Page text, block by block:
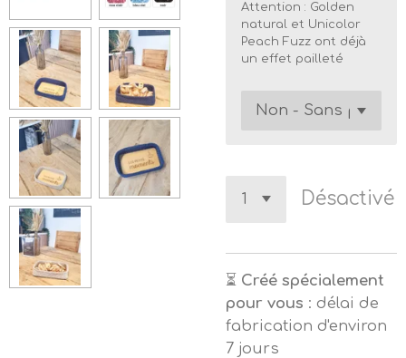
Attention : Golden
natural et Unicolor
Peach Fuzz ont déjà
un effet pailleté
Désactivé
⏳ Créé spécialement
pour vous : délai de
fabrication d'environ
7 jours